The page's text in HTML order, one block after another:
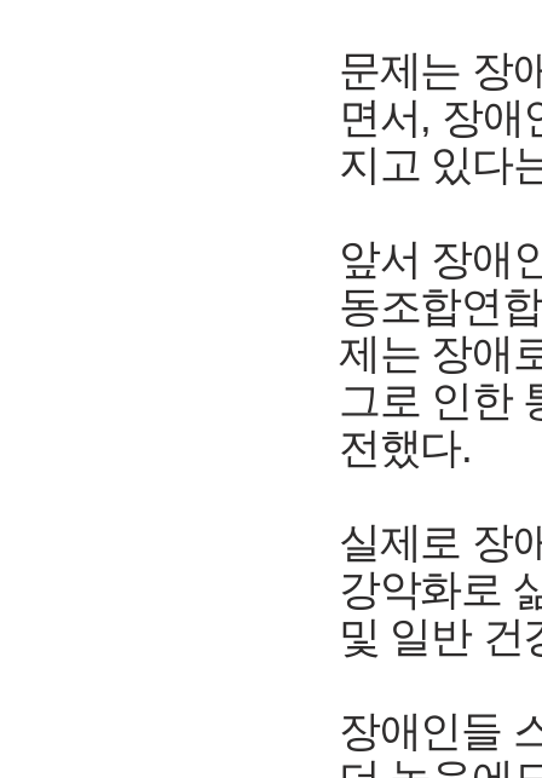
문제는 장
면서, 장애
지고 있다
앞서 장애
동조합연
제는 장애
그로 인한
전했다.
실제로 장
강악화로
및 일반 건
장애인들